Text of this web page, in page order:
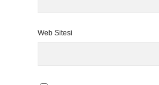
Web Sitesi